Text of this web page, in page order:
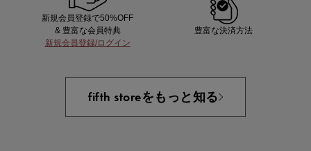
新規会員登録で50%OFF
& 豊富な会員特典
新規会員登録/ログイン
豊富な決済方法
fifth storeをもっと知る